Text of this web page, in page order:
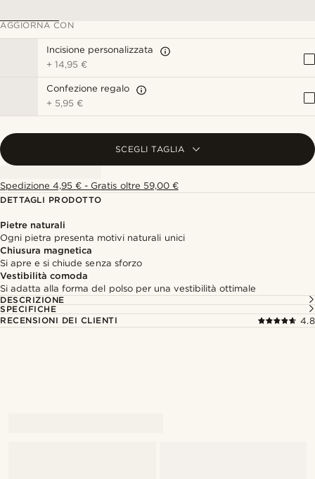
AGGIORNA CON
Incisione personalizzata
+14,95 €
Confezione regalo
+ 5,95 €
SCEGLI TAGLIA
Spedizione 4,95 € - Gratis oltre 59,00 €
DETTAGLI PRODOTTO
Pietre naturali
Ogni pietra presenta motivi naturali unici
Chiusura magnetica
Si apre e si chiude senza sforzo
Vestibilità comoda
Si adatta alla forma del polso per una vestibilità ottimale
DESCRIZIONE
SPECIFICHE
RECENSIONI DEI CLIENTI
4.8